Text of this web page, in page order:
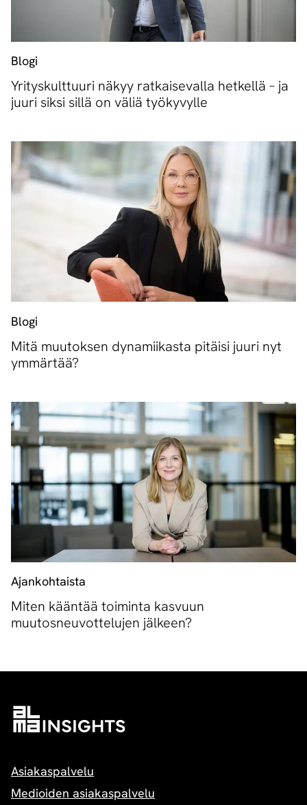
Blogi
Yrityskulttuuri näkyy ratkaisevalla hetkellä – ja
juuri siksi sillä on väliä työkyvylle
Blogi
Mitä muutoksen dynamiikasta pitäisi juuri nyt
ymmärtää?
Ajankohtaista
Miten kääntää toiminta kasvuun
muutosneuvottelujen jälkeen?
Asiakaspalvelu
Medioiden asiakaspalvelu